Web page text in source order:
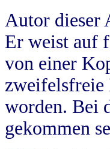
Autor dieser
Er weist auf
von einer
zweifelsfreie
worden. Bei
gekommen